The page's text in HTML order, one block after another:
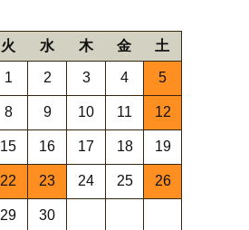
火 水 木 金 土
1 2 3 4 5
8 9 10 11 12
15 16 17 18 19
22 23 24 25 26
29 30